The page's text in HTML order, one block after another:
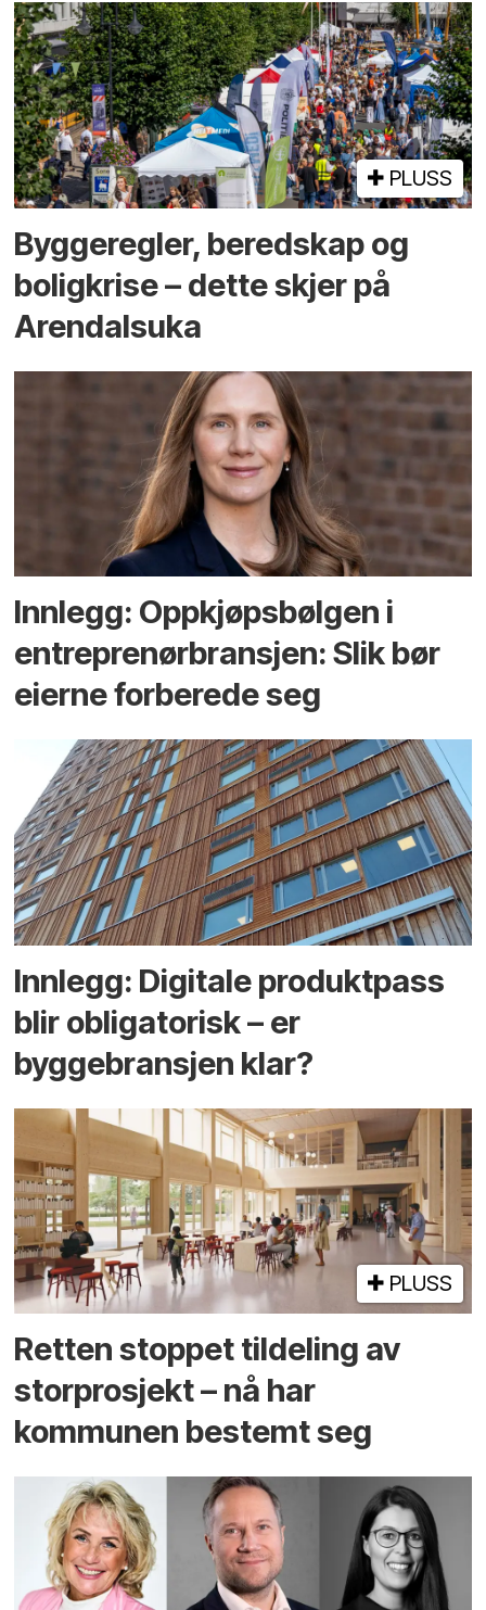
PLUSS
Bygge­regler, beredskap og
bolig­krise – dette skjer på
Arendals­uka
Innlegg: Oppkjøps­bølgen i
entreprenør­bransjen: Slik bør
eierne forberede seg
Innlegg: Digitale produktpass
blir obligatorisk – er
byggebransjen klar?
PLUSS
Retten stoppet tildeling av
storprosjekt – nå har
kommunen bestemt seg